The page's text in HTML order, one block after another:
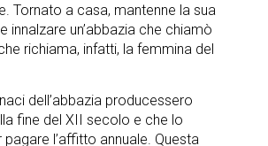
Tornato a casa, mantenne la sua
innalzare un’abbazia che chiamò
richiama, infatti, la femmina del
dell’abbazia producessero
fine del XII secolo e che lo
l’affitto annuale. Questa